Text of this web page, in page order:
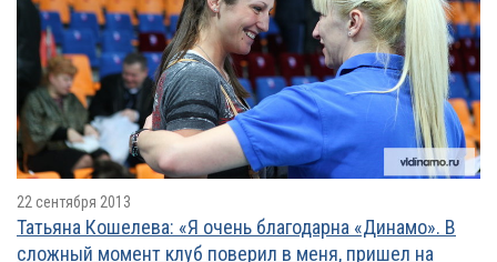
22 сентября 2013
Татьяна Кошелева: «Я очень благодарна «Динамо». В
сложный момент клуб поверил в меня, пришел на